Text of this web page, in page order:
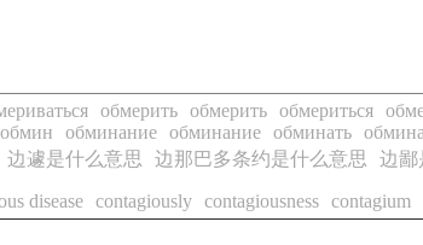
обмерить обмерить обмериться
обмин обминание обминание обминать
边遽是什么意思 边那巴多条约是什么意思 边鄙
disease contagiously contagiousness contagium